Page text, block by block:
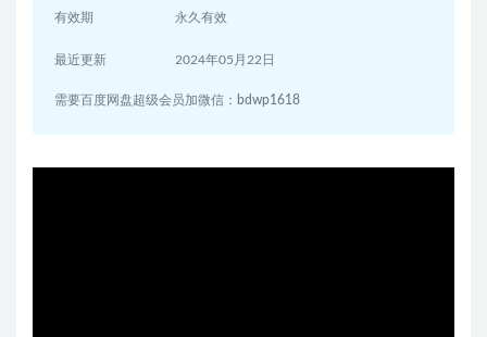
有效期 永久有效
最近更新 2024年05月22日
需要百度网盘超级会员加微信：bdwp1618